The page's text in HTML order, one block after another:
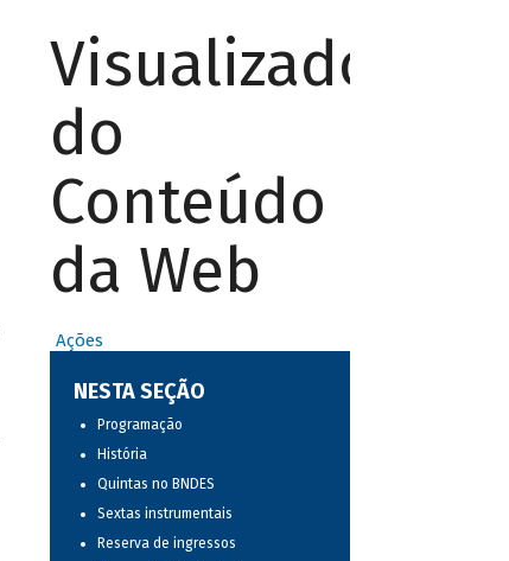
Visualizador
do
Conteúdo
da Web
Ações
NESTA SEÇÃO
Programação
História
Quintas no BNDES
Sextas instrumentais
Reserva de ingressos